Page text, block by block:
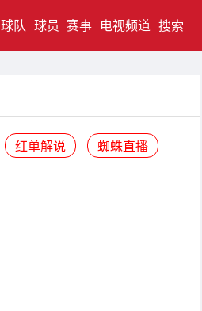
球队 球员 赛事 电视频道 搜索
红单解说 蜘蛛直播